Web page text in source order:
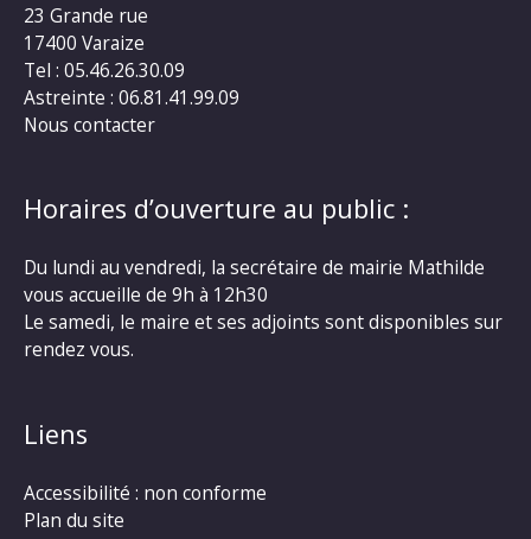
23 Grande rue
17400 Varaize
Tel : 05.46.26.30.09
Astreinte : 06.81.41.99.09
Nous contacter
Horaires d’ouverture au public :
Du lundi au vendredi, la secrétaire de mairie Mathilde
vous accueille de 9h à 12h30
Le samedi, le maire et ses adjoints sont disponibles sur
rendez vous.
Liens
Accessibilité : non conforme
Plan du site